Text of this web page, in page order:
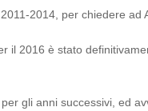
2014, per chiedere
il 2016 è stato
gli anni successivi, ed